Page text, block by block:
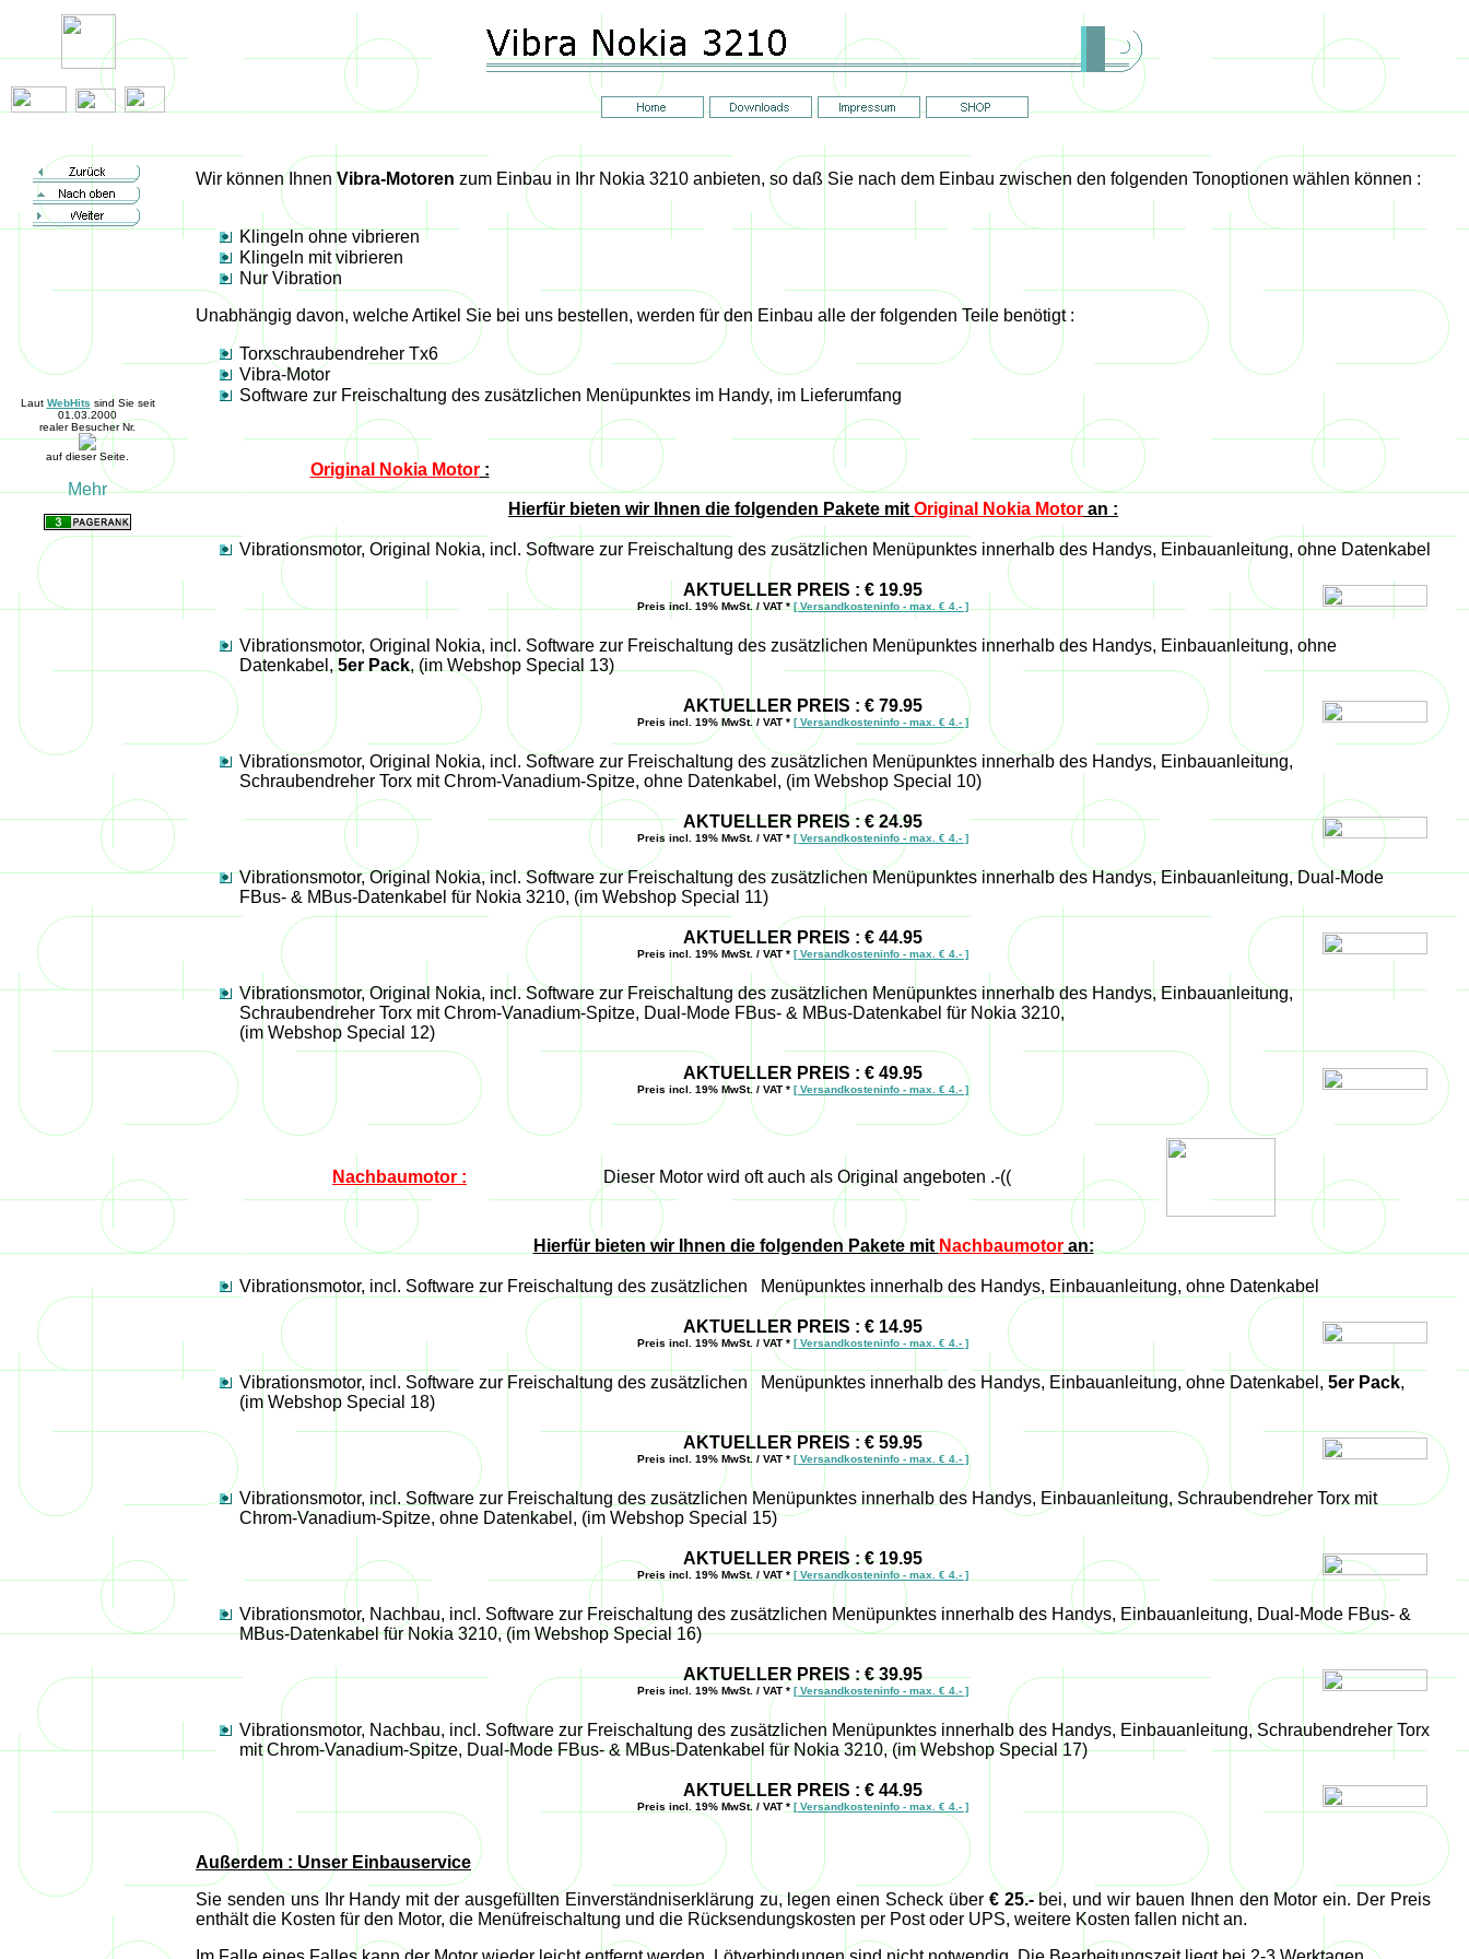
Laut WebHits sind Sie seit
01.03.2000
realer Besucher Nr.
auf dieser Seite.
Wir können Ihnen Vibra-Motoren zum Einbau in Ihr Nokia 3210 anbieten, so daß Sie nach dem Einbau zwischen den folgenden Tonoptionen wählen können :
Klingeln ohne vibrieren
Klingeln mit vibrieren
Nur Vibration
Unabhängig davon, welche Artikel Sie bei uns bestellen, werden für den Einbau alle der folgenden Teile benötigt :
Torxschraubendreher Tx6
Vibra-Motor
Software zur Freischaltung des zusätzlichen Menüpunktes im Handy, im Lieferumfang
Original Nokia Motor:
Hierfür bieten wir Ihnen die folgenden Pakete mit Original Nokia Motor an :
Vibrationsmotor, Original Nokia, incl. Software zur Freischaltung des zusätzlichen Menüpunktes innerhalb des Handys, Einbauanleitung, ohne Datenkabel
AKTUELLER PREIS : € 19.95
Preis incl. 19% MwSt. / VAT *[ Versandkosteninfo - max. € 4.- ]
Vibrationsmotor, Original Nokia, incl. Software zur Freischaltung des zusätzlichen Menüpunktes innerhalb des Handys, Einbauanleitung, ohne
Datenkabel, 5er Pack, (im Webshop Special 13)
AKTUELLER PREIS : € 79.95
Preis incl. 19% MwSt. / VAT * [ Versandkosteninfo - max. € 4.- ]
Vibrationsmotor, Original Nokia, incl. Software zur Freischaltung des zusätzlichen Menüpunktes innerhalb des Handys, Einbauanleitung,
Schraubendreher Torx mit Chrom-Vanadium-Spitze, ohne Datenkabel, (im Webshop Special 10)
AKTUELLER PREIS : € 24.95
Preis incl. 19% MwSt. / VAT * [ Versandkosteninfo - max. € 4.- ]
Vibrationsmotor, Original Nokia, incl. Software zur Freischaltung des zusätzlichen Menüpunktes innerhalb des Handys, Einbauanleitung, Dual-Mode
FBus- & MBus-Datenkabel für Nokia 3210, (im Webshop Special 11)
AKTUELLER PREIS : € 44.95
Preis incl. 19% MwSt. / VAT * [ Versandkosteninfo - max. € 4.- ]
Vibrationsmotor, Original Nokia, incl. Software zur Freischaltung des zusätzlichen Menüpunktes innerhalb des Handys, Einbauanleitung,
Schraubendreher Torx mit Chrom-Vanadium-Spitze, Dual-Mode FBus- & MBus-Datenkabel für Nokia 3210,
(im Webshop Special 12)
AKTUELLER PREIS : € 49.95
Preis incl. 19% MwSt. / VAT * [ Versandkosteninfo - max. € 4.- ]
Nachbaumotor : Dieser Motor wird oft auch als Original angeboten .-((
Hierfür bieten wir Ihnen die folgenden Pakete mit Nachbaumotoran:
Vibrationsmotor, incl. Software zur Freischaltung des zusätzlichen Menüpunktes innerhalb des Handys, Einbauanleitung, ohne Datenkabel
AKTUELLER PREIS : € 14.95
Preis incl. 19% MwSt. / VAT * [ Versandkosteninfo - max. € 4.- ]
Vibrationsmotor, incl. Software zur Freischaltung des zusätzlichen Menüpunktes innerhalb des Handys, Einbauanleitung, ohne Datenkabel, 5er Pack,
(im Webshop Special 18)
AKTUELLER PREIS : € 59.95
Preis incl. 19% MwSt. / VAT * [ Versandkosteninfo - max. € 4.- ]
Vibrationsmotor, incl. Software zur Freischaltung des zusätzlichen Menüpunktes innerhalb des Handys, Einbauanleitung, Schraubendreher Torx mit
Chrom-Vanadium-Spitze, ohne Datenkabel, (im Webshop Special 15)
AKTUELLER PREIS : € 19.95
Preis incl. 19% MwSt. / VAT * [ Versandkosteninfo - max. € 4.- ]
Vibrationsmotor, Nachbau, incl. Software zur Freischaltung des zusätzlichen Menüpunktes innerhalb des Handys, Einbauanleitung, Dual-Mode FBus- &
MBus-Datenkabel für Nokia 3210, (im Webshop Special 16)
AKTUELLER PREIS : € 39.95
Preis incl. 19% MwSt. / VAT * [ Versandkosteninfo - max. € 4.- ]
Vibrationsmotor, Nachbau, incl. Software zur Freischaltung des zusätzlichen Menüpunktes innerhalb des Handys, Einbauanleitung, Schraubendreher Torx
mit Chrom-Vanadium-Spitze, Dual-Mode FBus- & MBus-Datenkabel für Nokia 3210, (im Webshop Special 17)
AKTUELLER PREIS : € 44.95
Preis incl. 19% MwSt. / VAT * [ Versandkosteninfo - max. € 4.- ]
Außerdem : Unser Einbauservice
Sie senden uns Ihr Handy mit der ausgefüllten Einverständniserklärung zu, legen einen Scheck über € 25.-bei, und wir bauen Ihnen den Motor ein. Der Preis
enthält die Kosten für den Motor, die Menüfreischaltung und die Rücksendungskosten per Post oder UPS, weitere Kosten fallen nicht an.